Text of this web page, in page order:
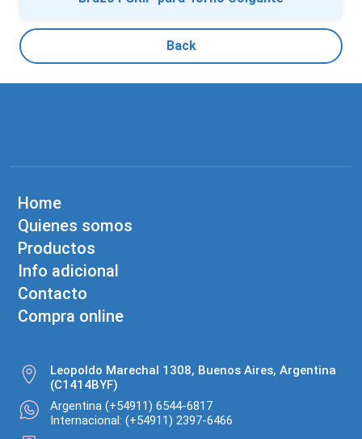
Back
Home
Quienes somos
Productos
Info adicional
Contacto
Compra online
Leopoldo Marechal 1308, Buenos Aires, Argentina
(C1414BYF)
Argentina (+54911) 6544-6817
Internacional: (+54911) 2397-6466